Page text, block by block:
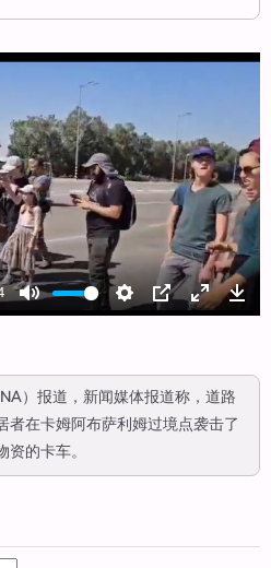
Mute Settings
PIP Enter
）报道，新闻媒体报道称，道路
者在卡姆阿布萨利姆过境点袭击了
的卡车。